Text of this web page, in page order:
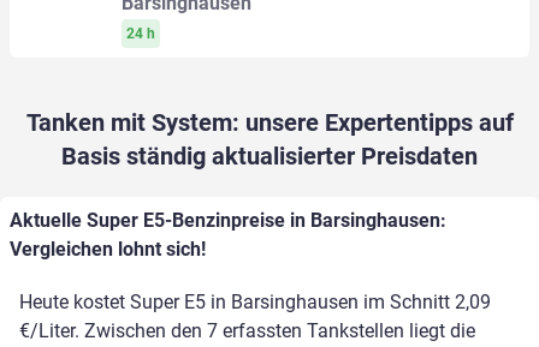
24 h
Tanken mit System: unsere Expertentipps auf
Basis ständig aktualisierter Preisdaten
Aktuelle Super E5-Benzinpreise in Barsinghausen:
Vergleichen lohnt sich!
Heute kostet Super E5 in Barsinghausen im Schnitt 2,09
€/Liter. Zwischen den 7 erfassten Tankstellen liegt die